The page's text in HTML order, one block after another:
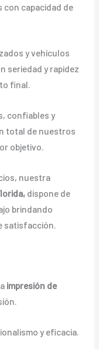
capacidad de
y vehículos
seriedad y rapidez
final.
confiables y
total de nuestros
objetivo.
nuestra
dispone de
brindando
satisfacción.
impresión de
y eficacia.